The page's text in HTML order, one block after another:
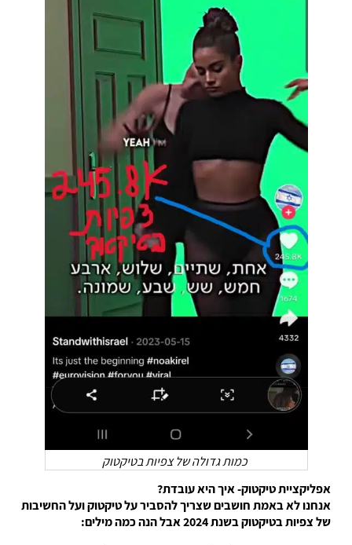
כמות גדולה של צפיות בטיקטוק
אפליקציית טיקטוק- איך היא עובדת?
אנחנו לא באמת חושבים שצריך להסביר על טיקטוק ועל החשיבות
של צפיות בטיקטוק בשנת 2024 אבל הנה כמה מילים: